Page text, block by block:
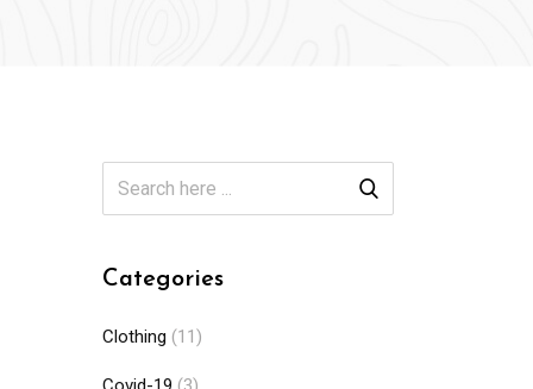
Categories
Clothing (11)